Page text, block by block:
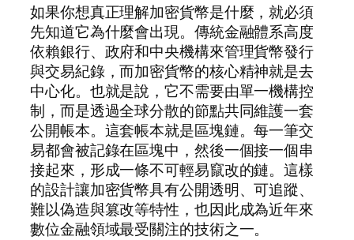
如果你想真正理解加密貨幣是什麼，就必須
先知道它為什麼會出現。傳統金融體系高度
依賴銀行、政府和中央機構來管理貨幣發行
與交易紀錄，而加密貨幣的核心精神就是去
中心化。也就是說，它不需要由單一機構控
制，而是透過全球分散的節點共同維護一套
公開帳本。這套帳本就是區塊鏈。每一筆交
易都會被記錄在區塊中，然後一個接一個串
接起來，形成一條不可輕易竄改的鏈。這樣
的設計讓加密貨幣具有公開透明、可追蹤、
難以偽造與篡改等特性，也因此成為近年來
數位金融領域最受關注的技術之一。